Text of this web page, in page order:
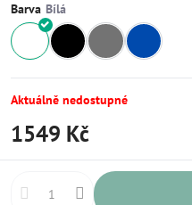
Barva
Aktuálně nedostupné
1549 Kč